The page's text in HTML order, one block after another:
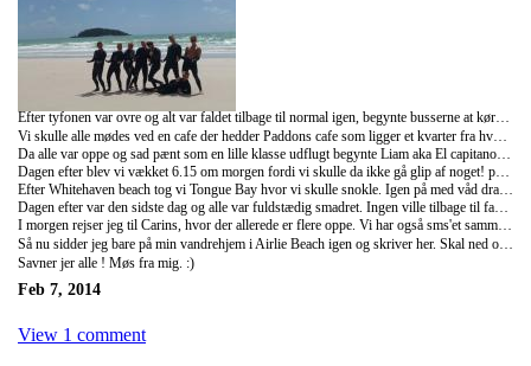
Da alle var oppe og sad pænt som en lille klasse udflugt begynte Liam aka El capitano at snakke om sikkerhed osv. Efter det gik turen derud af. Båden stod stortset lodret og alle dem som aldrig havde sejlet før var ved at skide en sprallemand :D Det var virkelig underholdene. Desværre sad Anna og jeg forest på både og derfor fik vi vand over bord hele tiden. Alle der sad længere mod bagenden af båden var tøre men vi var plaskvåde. Typisk. Men på den måde fik vi folk til at grine og en god snak med de forskellige ved siden af os. Det første stod vi gjorde her var i en lille bugt hvor vi sejlede med motorbåd hen til breden og gik en lille tur. Her så vi hule malerier fra de aboreginils som boede her endgang. Efter det var det faktisk aftensmads tid så vi spiste og så sad vi bare og hyggede resten af aften. Vi havde en svensker ombord der hedder Karl og han vidste bare de mærkeligste ting omkring stjener så de var selvfølgelig ganske underholdne at høre på. Om aftene begynte jeg også at snakke meget med to piger den ende hedder Tovi og er fra Belgien og den anden hedder Camia og er fra Frankring. Virkelig søde piger og meget grinene. Og selvfølgelig rejste de alene og havde lige mødt hinanden den dag fordi de også skulle dele seng ligesom Anna og jeg. Alt i alt var vi vist omkring 30 ombord på skibet som hed Boomarang.
Dagen efter blev vi vækket 6.15 om morgen fordi vi skulle da ikke gå glip af noget! puuha. Idag havde vi en masse ting der skulle ses og opleveles. Vi startede med at sejle til Whitehaven beach. (google det) det var ubeskrivelig flot. Billeder kan slet ikke beskrive det. Her havde vi så et par timer til at hygge os. (Det er også her alle strand billederne er taget) Når vi skulle bade så skulle vi have stingersuits (våd dragter) på, fordi der var så mange giftige "vandmænd" osv. Efter vi havde badet lidt så var det at Camia, Tovi og jeg tog alle de billeder som ligger under i foto mappen nu. Ja det var rigtig skægt og vi hyggede os rigtig meget selv om alle de andre troede vi var vanvittige :D
Efter Whitehaven beach tog vi Tongue Bay hvor vi skulle snokle. Igen på med våd dragterne og nu også maskerne. Liam sejlede os i motorbåden hen til det bedste sted at snorkle og smed lidt brød ned så der rigtig kom mange fisk. Vi hoppede i og fiskene blev slet ikke bange - men de er vel også vant til os dumme turister :D Vi så alle de fisk som de har hos dyrehandlen bare 4 gange så store. Vi så også en KÆMPE fisk. Den var 2 meter lang og helt blå. Det var utrolig grim og vi var alle skide bange for den fordi den var så stor. Men selvfølgelig fuldstændig hamløs. Normalt plejer den fisk at være på bunden med kaptain Liam syntes jo det var sjovt at se og svømme væk når han kastede brød ud til den og den så svømmede til overfladen. hehe :) Så efter det spiste vi frokost og så på alle skildpadderne som svømmede rundt omkring båden. Kæmpe store skildpadder, men vi måtte ikke fodre dem og heller ikke bade med dem. Så vi hoppede et par gange i vandet oppe fra båden og så sejlede vi videre. Da vi stoppede var det her vi skulle blive hen over natten. Så vi badede lidt igen med våd dragter på, så spiste vi aftensmad og hyggede os resten af aften. Vi spillede et druk spil som en af de tyske drenge lærte os. Det hed "slaps" man skulle slå sig selv på lårene synge en special sang og så skulle man tælle så man sagde 1,2,3,4,5,6 og når man kom til 7 skulle man skifte retning og det samme med 14, 21,28 osv. altså 7 tabelen. :D Det var utrolig nok rigtig sjovt. Og det gjorde det kun sjovere da vi valgte at vi skulle tælle i vores eget sprog. Her skal det siges at vi sad, tyskere, englændere, svenskere, en fransk pige, en pige fra Belgien og mig. Alle os som ikke var englændere kunne mere eller mindre forstå tallene på de andre sprog med når det var englænderens tur og de sad mellem alle os var de helt forvirret og tabte hele tiden så de selvfølgelig skulle drikke :D det var et virkelig sjovt spil.
Dagen efter var den sidste dag og alle var fuldstædig smadret. Ingen ville tilbage til fastlandet fordi vi havde haft sådan nogle dejlige dage men sådan var det jo. Så vi sejlede lige forbi et andet sted hvor vi snorkelede lidt og så sejlede vi "hjem".. Tilbage på fastlandet havde vi fået nogle mad billetter så vi kunne gå hen på en bar/cafe og få gratis øl og mad. Så vi aftale at møde alle sammen der og så spise sammen. Det gjorde vi og vi gik i byen bagefter. Det var en rigtig god aften/nat og vi aftale at alle os som rejser nord på til Carins skal mødes der oppe og få os en øl sammen. :D
I morgen rejser jeg til Carins, hvor der allerede er flere oppe. Vi har også sms'et sammen så vi alle sover på samme vandrehjem. Det bliver skide hyggeligt og jeg glæder mig. :)
Så nu sidder jeg bare på min vandrehjem i Airlie Beach igen og skriver her. Skal ned og bestille bus billet til i morgen og så tager jeg nok til stranden :D
Savner jer alle ! Møs fra mig. :)
Feb 7, 2014
View 1 comment